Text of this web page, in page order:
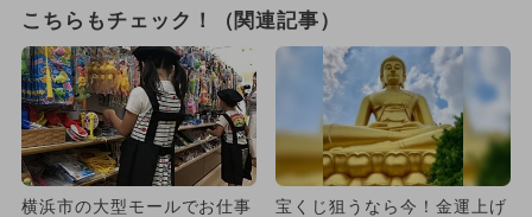
こちらもチェック！（関連記事）
横浜市の大型モールでお仕事
宝くじ狙うなら今！金運上げ